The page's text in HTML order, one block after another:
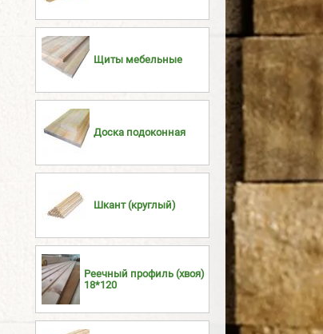
Щиты мебельные
Доска подоконная
Шкант (круглый)
Реечный профиль (хвоя)
18*120